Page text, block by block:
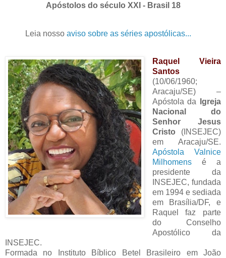
Apóstolos do século XXI - Brasil 18
Leia nosso aviso sobre as séries apostólicas...
Raquel Vieira
Santos
(10/06/1960;
Aracaju/SE) –
Apóstola da
Igreja
Nacional do
Senhor Jesus
Cristo (INSEJEC)
em Aracaju/SE.
Apóstola Valnice
Milhomensé a
presidente da
INSEJEC, fundada
em 1994 e sediada
em Brasília/DF, e
Raquel faz parte
do Conselho
Apostólico da
INSEJEC.
Formada no Instituto Bíblico Betel Brasileiro em João